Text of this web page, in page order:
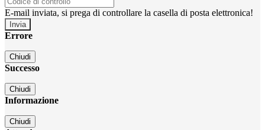
E-mail inviata, si prega di controllare la casella di posta elettronica!
Errore
Chiudi
Successo
Chiudi
Informazione
Chiudi